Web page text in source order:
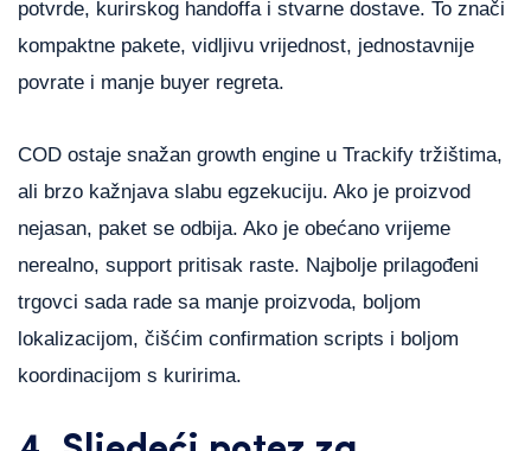
potvrde, kurirskog handoffa i stvarne dostave. To znači
kompaktne pakete, vidljivu vrijednost, jednostavnije
povrate i manje buyer regreta.
COD ostaje snažan growth engine u Trackify tržištima,
ali brzo kažnjava slabu egzekuciju. Ako je proizvod
nejasan, paket se odbija. Ako je obećano vrijeme
nerealno, support pritisak raste. Najbolje prilagođeni
trgovci sada rade sa manje proizvoda, boljom
lokalizacijom, čišćim confirmation scripts i boljom
koordinacijom s kuririma.